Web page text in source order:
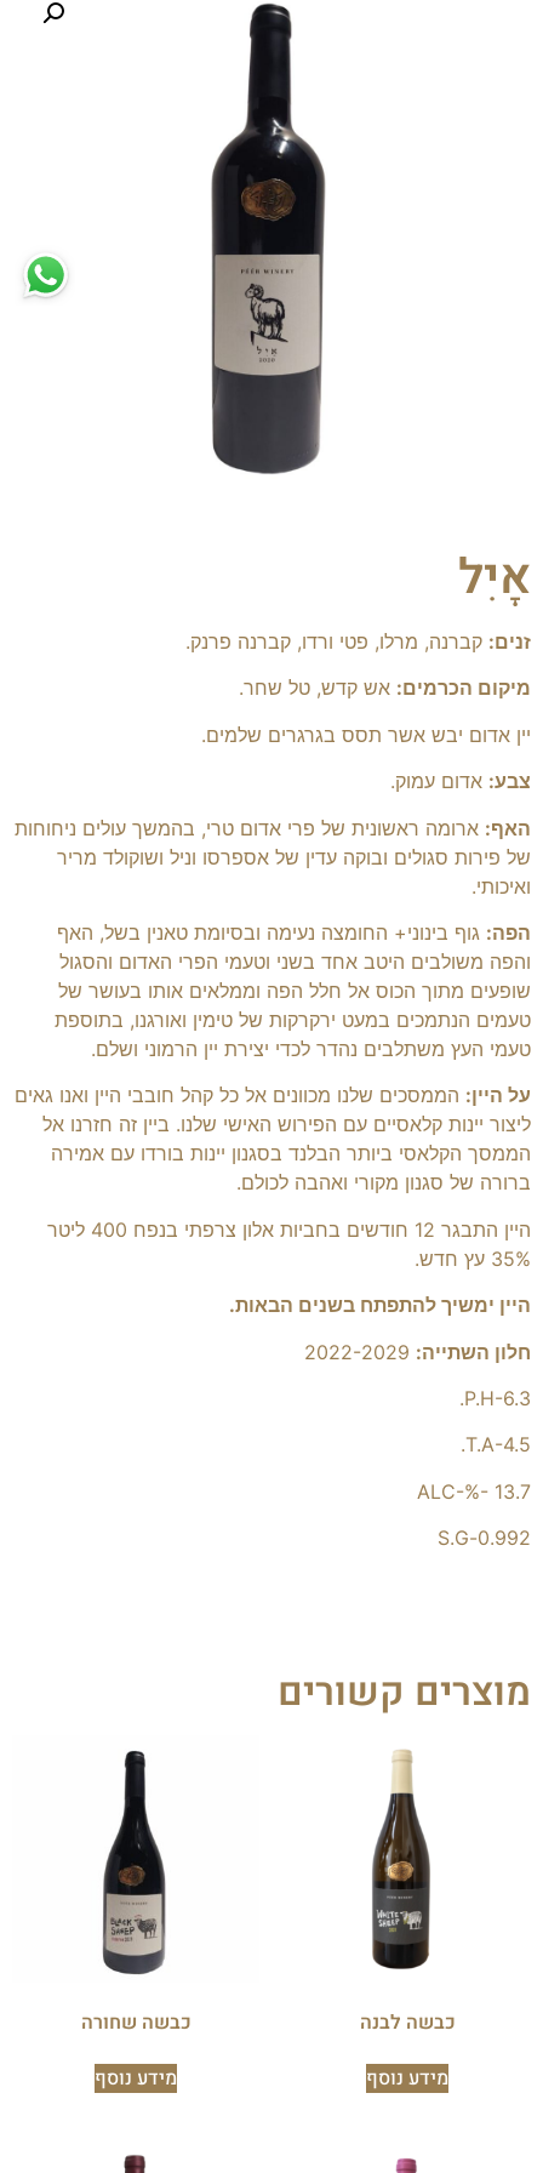
אָיִל
זנים: קברנה, מרלו, פטי ורדו, קברנה פרנק.
מיקום הכרמים: אש קדש, טל שחר.
יין אדום יבש אשר תסס בגרגרים שלמים.
צבע: אדום עמוק.
האף: ארומה ראשונית של פרי אדום טרי, בהמשך עולים ניחוחות
של פירות סגולים ובוקה עדין של אספרסו וניל ושוקולד מריר
ואיכותי.
הפה: גוף בינוני+ החומצה נעימה ובסיומת טאנין בשל, האף
והפה משולבים היטב אחד בשני וטעמי הפרי האדום והסגול
שופעים מתוך הכוס אל חלל הפה וממלאים אותו בעושר של
טעמים הנתמכים במעט ירקרקות של טימין ואורגנו, בתוספת
טעמי העץ משתלבים נהדר לכדי יצירת יין הרמוני ושלם.
על היין: הממסכים שלנו מכוונים אל כל קהל חובבי היין ואנו גאים
ליצור יינות קלאסיים עם הפירוש האישי שלנו. ביין זה חזרנו אל
הממסך הקלאסי ביותר הבלנד בסגנון יינות בורדו עם אמירה
ברורה של סגנון מקורי ואהבה לכולם.
היין התבגר 12 חודשים בחביות אלון צרפתי בנפח 400 ליטר
35% עץ חדש.
היין ימשיך להתפתח בשנים הבאות.
חלון השתייה:
P.H-6.3.
T.A-4.5.
ALC-%- 13.7
0.992-S.G
מוצרים קשורים
כבשה לבנה
מידע נוסף
כבשה שחורה
מידע נוסף